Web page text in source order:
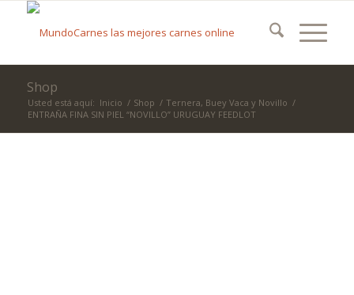
Shop
Usted está aquí: Inicio / Shop / Ternera, Buey Vaca y Novillo /
ENTRAÑA FINA SIN PIEL “NOVILLO” URUGUAY FEEDLOT